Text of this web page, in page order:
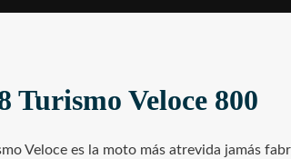
Turismo Veloce 800
Veloce es la moto más atrevida jamás